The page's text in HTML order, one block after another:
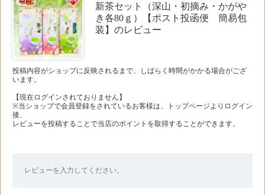
新茶セット（深山・初摘み・かがや
き各80ｇ）【ポスト投函便 簡易包
装】のレビュー
投稿内容がショップに反映されるまで、しばらく時間がかかる場合がござ
います。
【現在ログインされておりません】
※当ショップで会員登録をされているお客様は、トップページよりログイン
後、
レビューを投稿することで当店のポイントを取得することができます。
レビューを入力してください。